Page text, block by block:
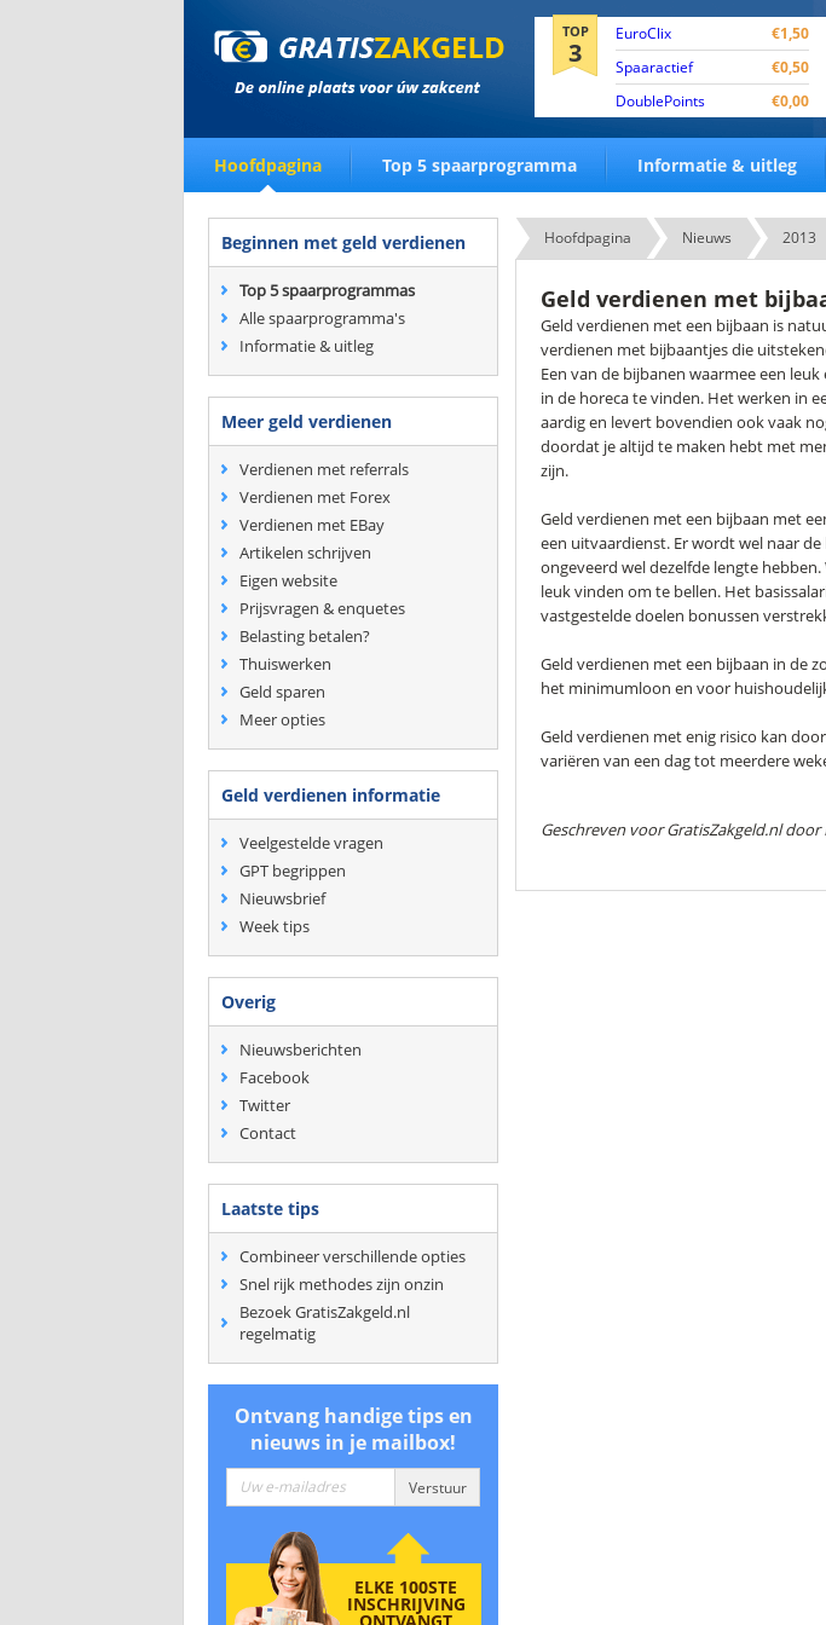
TOP
3
EuroClix
€1,50
Spaaractief
€0,50
DoublePoints
€0,00
Hoofdpagina Top 5 spaarprogramma Informatie & uitleg
Beginnen met geld verdienen
Top 5 spaarprogrammas
Alle spaarprogramma's
Informatie & uitleg
Meer geld verdienen
Verdienen met referrals
Verdienen met Forex
Verdienen met EBay
Artikelen schrijven
Eigen website
Prijsvragen & enquetes
Belasting betalen?
Thuiswerken
Geld sparen
Meer opties
Geld verdienen informatie
Veelgestelde vragen
GPT begrippen
Nieuwsbrief
Week tips
Overig
Nieuwsberichten
Facebook
Twitter
Contact
Laatste tips
Combineer verschillende opties
Snel rijk methodes zijn onzin
Bezoek GratisZakgeld.nl
regelmatig
Ontvang handige tips en
nieuws in je mailbox!
ELKE 100STE
INSCHRIJVING
Hoofdpagina Nieuws 2013
Geld verdienen met
Geld verdienen met een bijbaan is
verdienen met bijbaantjes die
Een van de bijbanen waarmee een
in de horeca te vinden. Het werken in
aardig en levert bovendien ook vaak
doordat je altijd te maken hebt met
zijn.
Geld verdienen met een bijbaan met
een uitvaardienst. Er wordt wel naar
ongeveerd wel dezelfde lengte
leuk vinden om te bellen. Het
vastgestelde doelen bonussen
Geld verdienen met een bijbaan in de
het minimumloon en voor
Geld verdienen met enig risico kan
variëren van een dag tot meerdere
Geschreven voor GratisZakgeld.nl door